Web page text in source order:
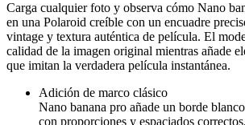
Carga cualquier foto y observa cómo Nano
en una Polaroid creíble con un encuadre
vintage y textura auténtica de película. El
calidad de la imagen original mientras añade
que imitan la verdadera película instantánea.
Adición de marco clásico
Nano banana pro añade un borde
con proporciones y espaciados